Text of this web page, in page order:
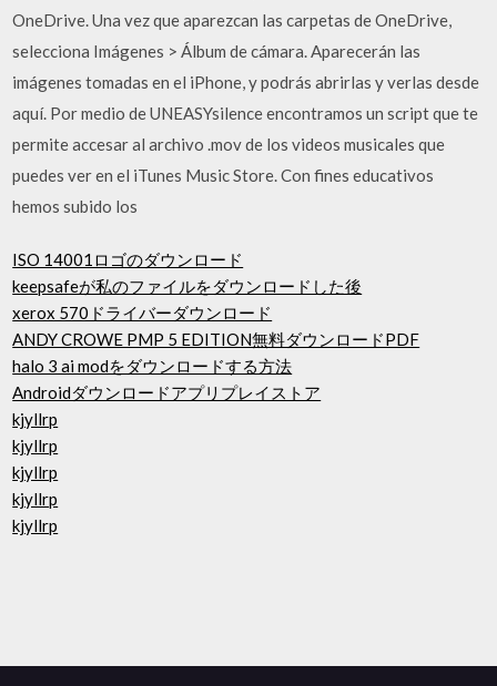
OneDrive. Una vez que aparezcan las carpetas de OneDrive,
selecciona Imágenes > Álbum de cámara. Aparecerán las
imágenes tomadas en el iPhone, y podrás abrirlas y verlas desde
aquí. Por medio de UNEASYsilence encontramos un script que te
permite accesar al archivo .mov de los videos musicales que
puedes ver en el iTunes Music Store. Con fines educativos
hemos subido los
ISO 14001ロゴのダウンロード
keepsafeが私のファイルをダウンロードした後
xerox 570ドライバーダウンロード
ANDY CROWE PMP 5 EDITION無料ダウンロードPDF
halo 3 ai modをダウンロードする方法
Androidダウンロードアプリプレイストア
kjyllrp
kjyllrp
kjyllrp
kjyllrp
kjyllrp